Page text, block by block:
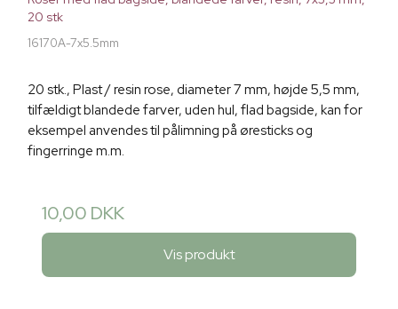
20 stk
16170A-7x5.5mm
20 stk., Plast / resin rose, diameter 7 mm, højde 5,5 mm,
tilfældigt blandede farver, uden hul, flad bagside, kan for
eksempel anvendes til pålimning på øresticks og
fingerringe m.m.
10,00 DKK
Vis produkt